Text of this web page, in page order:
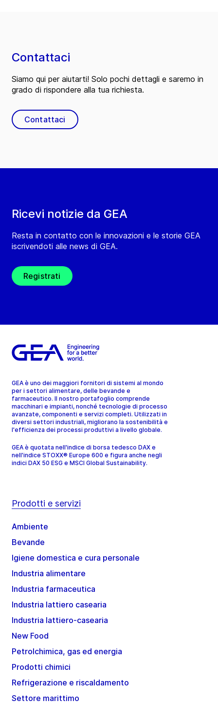
Ricevi notizie da GEA
Resta in contatto con le innovazioni e le storie GEA
iscrivendoti alle news di GEA.
Registrati
Contattaci
Siamo qui per aiutarti! Solo pochi dettagli e saremo in
grado di rispondere alla tua richiesta.
Contattaci
GEA è uno dei maggiori fornitori di sistemi al mondo
per i settori alimentare, delle bevande e
farmaceutico. Il nostro portafoglio comprende
macchinari e impianti, nonché tecnologie di processo
avanzate, componenti e servizi completi. Utilizzati in
diversi settori industriali, migliorano la sostenibilità e
l'efficienza dei processi produttivi a livello globale.
GEA è quotata nell'indice di borsa tedesco DAX e
nell'indice STOXX® Europe 600 e figura anche negli
indici DAX 50 ESG e MSCI Global Sustainability.
Prodotti e servizi
Ambiente
Bevande
Igiene domestica e cura personale
Industria alimentare
Industria farmaceutica
Industria lattiero casearia
Industria lattiero-casearia
New Food
Petrolchimica, gas ed energia
Prodotti chimici
Refrigerazione e riscaldamento
Settore marittimo